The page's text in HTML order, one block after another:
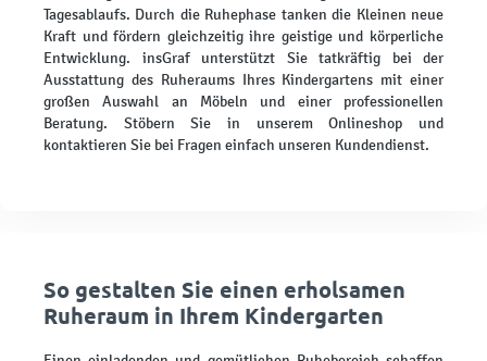
Tagesablaufs. Durch die Ruhephase tanken die Kleinen neue
Kraft und fördern gleichzeitig ihre geistige und körperliche
Entwicklung. insGraf unterstützt Sie tatkräftig bei der
Ausstattung des Ruheraums Ihres Kindergartens mit einer
großen Auswahl an Möbeln und einer professionellen
Beratung. Stöbern Sie in unserem Onlineshop und
kontaktieren Sie bei Fragen einfach unseren Kundendienst.
So gestalten Sie einen erholsamen
Ruheraum in Ihrem Kindergarten